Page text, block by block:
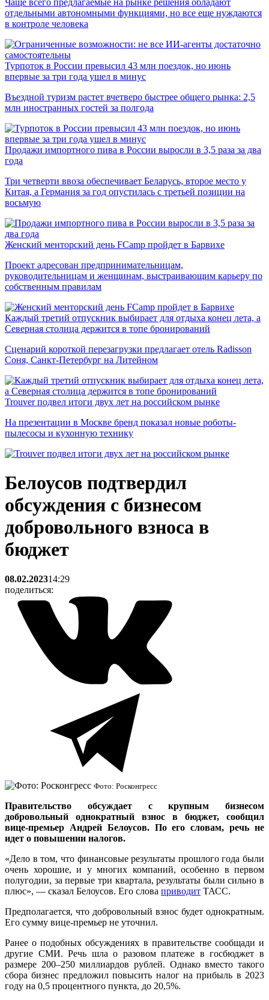
Чаще всего предлагаемые на рынке решения обладают
отдельными автономными функциями, но все еще нуждаются
в контроле человека
Турпоток в России превысил 43 млн поездок, но июнь
впервые за три года ушел в минус
Въездной туризм растет вчетверо быстрее общего рынка: 2,5
млн иностранных гостей за полгода
Продажи импортного пива в России выросли в 3,5 раза за два
года
Три четверти ввоза обеспечивает Беларусь, второе место у
Китая, а Германия за год опустилась с третьей позиции на
восьмую
Женский менторский день FCamp пройдет в Барвихе
Проект адресован предпринимательницам,
руководительницам и женщинам, выстраивающим карьеру по
собственным правилам
Каждый третий отпускник выбирает для отдыха конец лета, а
Северная столица держится в топе бронирований
Сценарий короткой перезагрузки предлагает отель Radisson
Соня, Санкт-Петербург на Литейном
Trouver подвел итоги двух лет на российском рынке
На презентации в Москве бренд показал новые роботы-
пылесосы и кухонную технику
Белоусов подтвердил
обсуждения с бизнесом
добровольного взноса в
бюджет
08.02.202314:29
поделиться:
Фото: Росконгресс
Правительство обсуждает с крупным бизнесом
добровольный однократный взнос в бюджет, сообщил
вице-премьер Андрей Белоусов. По его словам, речь не
идет о повышении налогов.
«Дело в том, что финансовые результаты прошлого года были
очень хорошие, и у многих компаний, особенно в первом
полугодии, за первые три квартала, результаты были сильно в
плюс», — сказал Белоусов. Его слова приводит ТАСС.
Предполагается, что добровольный взнос будет однократным.
Его сумму вице-премьер не уточнил.
Ранее о подобных обсуждениях в правительстве сообщади и
другие СМИ. Речь шла о разовом платеже в госбюджет в
размере 200–250 миллиардов рублей. Однако вместо такого
сбора бизнес предложил повысить налог на прибыль в 2023
году на 0,5 процентного пункта, до 20,5%.